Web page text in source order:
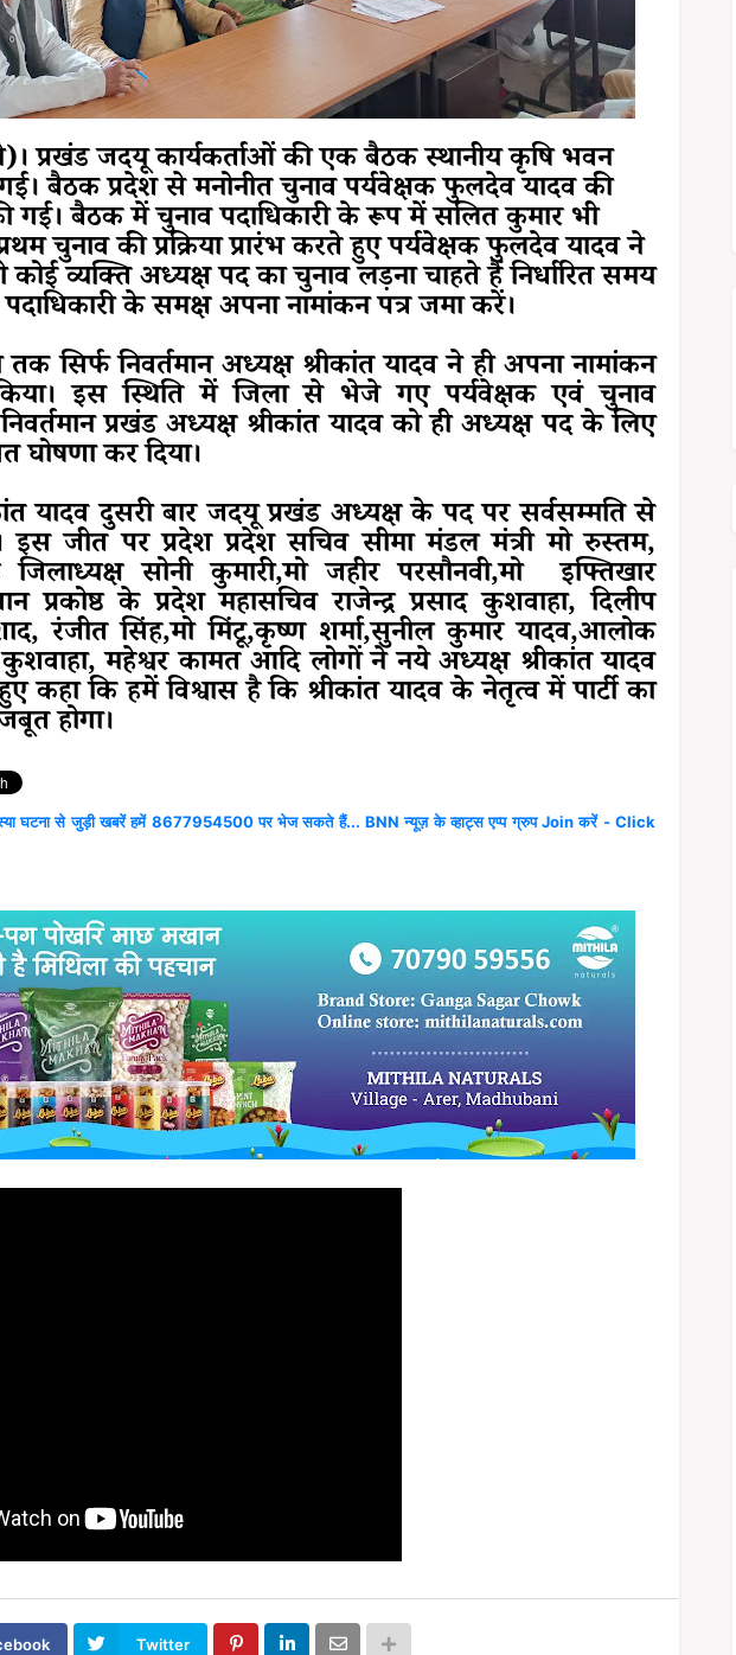
प्रखंड जदयू कार्यकर्ताओं की एक बैठक स्थानीय कृषि भवन
बैठक प्रदेश से मनोनीत चुनाव पर्यवेक्षक फुलदेव यादव की
गई। बैठक में चुनाव पदाधिकारी के रूप में सलित कुमार भी
चुनाव की प्रक्रिया प्रारंभ करते हुए पर्यवेक्षक फुलदेव यादव ने
व्यक्ति अध्यक्ष पद का चुनाव लड़ना चाहते हैं निर्धारित समय
के समक्ष अपना नामांकन पत्र जमा करें।
तक सिर्फ निवर्तमान अध्यक्ष श्रीकांत यादव ने ही अपना नामांकन
इस स्थिति में जिला से भेजे गए पर्यवेक्षक एवं चुनाव
प्रखंड अध्यक्ष श्रीकांत यादव को ही अध्यक्ष पद के लिए
घोषणा कर दिया।
यादव दुसरी बार जदयू प्रखंड अध्यक्ष के पद पर सर्वसम्मति से
जीत पर प्रदेश प्रदेश सचिव सीमा मंडल मंत्री मो रुस्तम,
जिलाध्यक्ष सोनी कुमारी,मो जहीर परसौनवी,मो इफ्तिखार
प्रकोष्ठ के प्रदेश महासचिव राजेन्द्र प्रसाद कुशवाहा, दिलीप
रंजीत सिंह,मो मिंटू,कृष्ण शर्मा,सुनील कुमार यादव,आलोक
महेश्वर कामत आदि लोगों ने नये अध्यक्ष श्रीकांत यादव
कहा कि हमें विश्वास है कि श्रीकांत यादव के नेतृत्व में पार्टी का
होगा।
घटना से जुड़ी खबरें हमें 8677954500 पर भेज सकते हैं... BNN न्यूज़ के व्हाट्स एप्प ग्रुप Join करें - Click
Twitter